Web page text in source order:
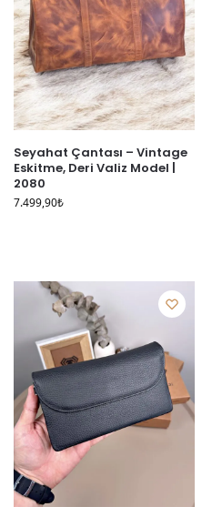
Seyahat Çantası – Vintage
Eskitme, Deri Valiz Model |
2080
7.499,90₺